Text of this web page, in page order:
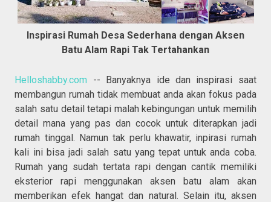
Inspirasi Rumah Desa Sederhana dengan Aksen
Batu Alam Rapi Tak Tertahankan
Helloshabby.com -- Banyaknya ide dan inspirasi saat
membangun rumah tidak membuat anda akan fokus pada
salah satu detail tetapi malah kebingungan untuk memilih
detail mana yang pas dan cocok untuk diterapkan jadi
rumah tinggal. Namun tak perlu khawatir, inpirasi rumah
kali ini bisa jadi salah satu yang tepat untuk anda coba.
Rumah yang sudah tertata rapi dengan cantik memiliki
eksterior rapi menggunakan aksen batu alam akan
memberikan efek hangat dan natural. Selain itu, aksen